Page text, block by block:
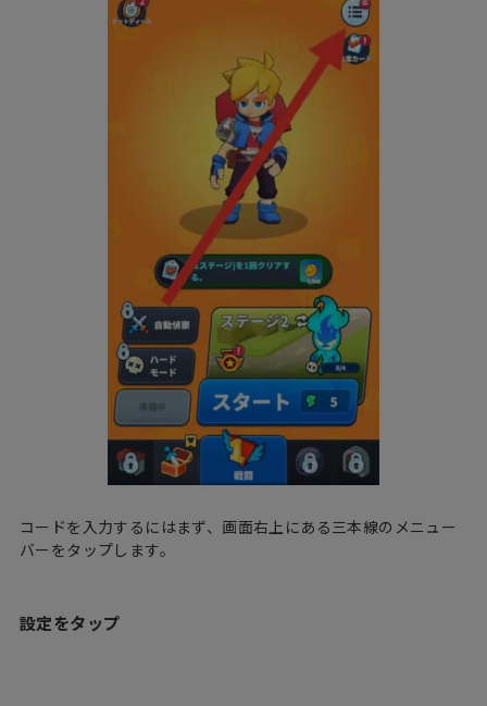
コードを入力するにはまず、画面右上にある三本線のメニュー
バーをタップします。
設定をタップ